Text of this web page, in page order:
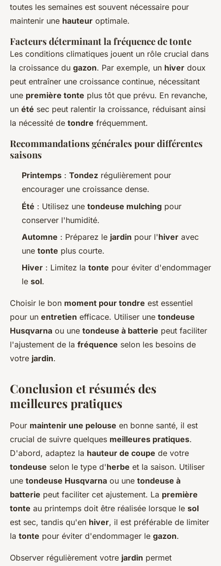
toutes les semaines est souvent nécessaire pour
maintenir une hauteur optimale.
Facteurs déterminant la fréquence de tonte
Les conditions climatiques jouent un rôle crucial dans
la croissance du gazon. Par exemple, un hiver doux
peut entraîner une croissance continue, nécessitant
une première tonte plus tôt que prévu. En revanche,
un été sec peut ralentir la croissance, réduisant ainsi
la nécessité de tondre fréquemment.
Recommandations générales pour différentes
saisons
Printemps : Tondez régulièrement pour
encourager une croissance dense.
Été : Utilisez une tondeuse mulching pour
conserver l'humidité.
Automne : Préparez le jardin pour l'hiver avec
une tonte plus courte.
Hiver : Limitez la tonte pour éviter d'endommager
le sol.
Choisir le bon moment pour tondre est essentiel
pour un entretien efficace. Utiliser une tondeuse
Husqvarna ou une tondeuse à batterie peut faciliter
l'ajustement de la fréquence selon les besoins de
votre jardin.
Conclusion et résumés des
meilleures pratiques
Pour maintenir une pelouse en bonne santé, il est
crucial de suivre quelques meilleures pratiques.
D'abord, adaptez la hauteur de coupe de votre
tondeuse selon le type d'herbe et la saison. Utiliser
une tondeuse Husqvarna ou une tondeuse à
batterie peut faciliter cet ajustement. La première
tonte au printemps doit être réalisée lorsque le sol
est sec, tandis qu'en hiver, il est préférable de limiter
la tonte pour éviter d'endommager le gazon.
Observer régulièrement votre jardin permet